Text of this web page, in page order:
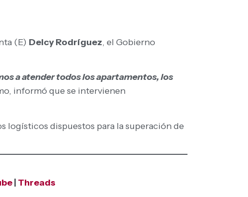
(E) Delcy Rodríguez, el Gobierno
a atender todos los apartamentos, los
informó que se intervienen
logísticos dispuestos para la superación de
Threads